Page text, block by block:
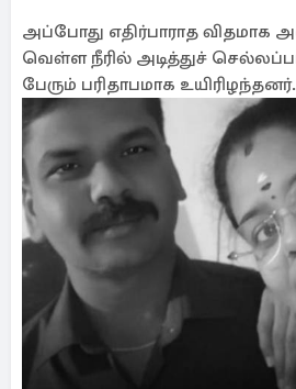
அப்போது எதிர்பாராத விதமாக
வெள்ள நீரில் அடித்துச்
பேரும் பரிதாபமாக உயிரிழந்தனர்.